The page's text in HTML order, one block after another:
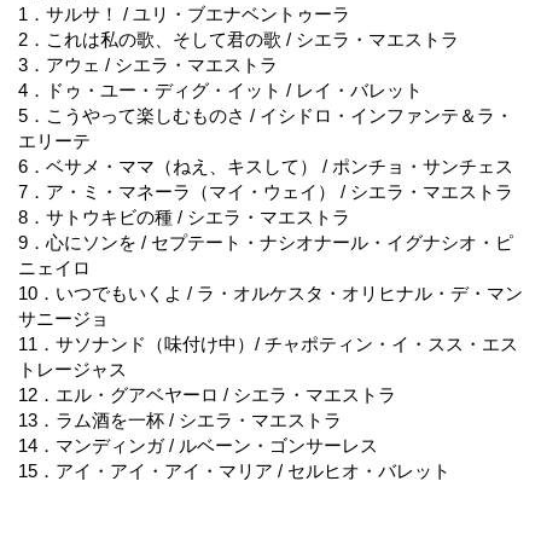
1．サルサ！ / ユリ・ブエナベントゥーラ
2．これは私の歌、そして君の歌 / シエラ・マエストラ
3．アウェ / シエラ・マエストラ
4．ドゥ・ユー・ディグ・イット / レイ・バレット
5．こうやって楽しむものさ / イシドロ・インファンテ＆ラ・
エリーテ
6．ベサメ・ママ（ねえ、キスして） / ポンチョ・サンチェス
7．ア・ミ・マネーラ（マイ・ウェイ） / シエラ・マエストラ
8．サトウキビの種 / シエラ・マエストラ
9．心にソンを / セプテート・ナシオナール・イグナシオ・ピ
ニェイロ
10．いつでもいくよ / ラ・オルケスタ・オリヒナル・デ・マン
サニージョ
11．サソナンド（味付け中）/ チャポティン・イ・スス・エス
トレージャス
12．エル・グアベヤーロ / シエラ・マエストラ
13．ラム酒を一杯 / シエラ・マエストラ
14．マンディンガ / ルベーン・ゴンサーレス
15．アイ・アイ・アイ・マリア / セルヒオ・バレット